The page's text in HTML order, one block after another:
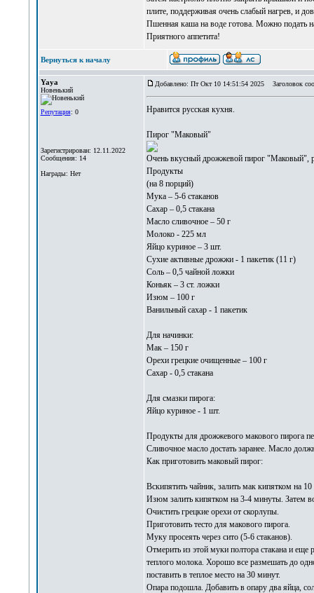
плите, поддерживая очень слабый нагрев, и
Пшенная каша на воде готова. Можно подать
Приятного аппетита!
Вернуться к началу
Yaya
Новенький
Репутация: 0
Зарегистрирован: 12.11.2022
Сообщения: 14
Награды: Нет
Добавлено: Пт Окт 10 14:51:54 2025 Заголовок
Нравится русская кухня.
Пирог "Маковый"
Очень вкусный дрожжевой пирог "Маковый",
Продукты
(на 8 порций)
Мука – 5-6 стаканов
Сахар – 0,5 стакана
Масло сливочное – 50 г
Молоко - 225 мл
Яйцо куриное – 3 шт.
Сухие активные дрожжи - 1 пакетик (11 г)
Соль – 0,5 чайной ложки
Коньяк – 3 ст. ложки
Изюм – 100 г
Ванильный сахар - 1 пакетик
Для начинки:
Мак – 150 г
Орехи грецкие очищенные – 100 г
Сахар - 0,5 стакана
Для смазки пирога:
Яйцо куриное - 1 шт.
Продукты для дрожжевого макового пирога
Сливочное масло достать заранее. Масло
Как приготовить маковый пирог:
Вскипятить чайник, залить мак кипятком на
Изюм залить кипятком на 3-4 минуты. Затем
Очистить грецкие орехи от скорлупы.
Приготовить тесто для макового пирога.
Муку просеять через сито (5-6 стаканов).
Отмерить из этой муки полтора стакана и
теплого молока. Хорошо все размешать до
поставить в теплое место на 30 минут.
Опара подошла. Добавить в опару два яйца,